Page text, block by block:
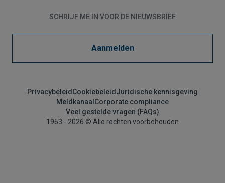
SCHRIJF ME IN VOOR DE NIEUWSBRIEF
Aanmelden
Privacybeleid Cookiebeleid Juridische kennisgeving
Meldkanaal Corporate compliance
Veel gestelde vragen (FAQs)
1963 - 2026 © Alle rechten voorbehouden